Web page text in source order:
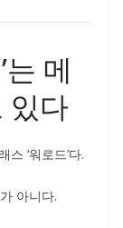
메
있다
‘워로드’다.
아니다.